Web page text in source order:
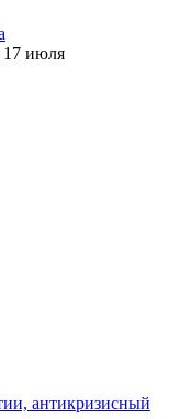
17 июля
антикризисный